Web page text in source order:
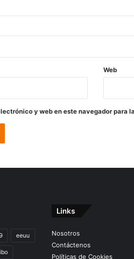
Web
y web en este navegador para
eeuu
Links
Nosotros
Contáctenos
Políticas de Cookies